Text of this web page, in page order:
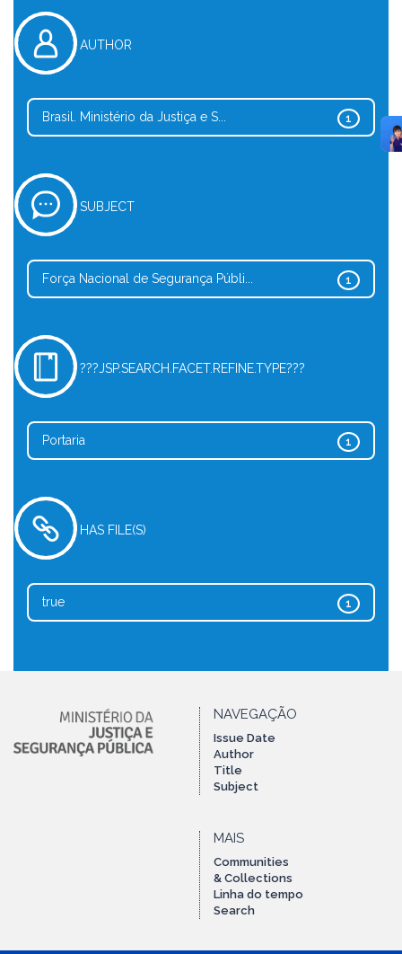
AUTHOR
1
Brasil. Ministério da Justiça e S...
SUBJECT
1
Força Nacional de Segurança Públi...
???JSP.SEARCH.FACET.REFINE.TYPE???
1
Portaria
HAS FILE(S)
1
true
NAVEGAÇÃO
Issue Date
Author
Title
Subject
MAIS
Communities
& Collections
Linha do tempo
Search